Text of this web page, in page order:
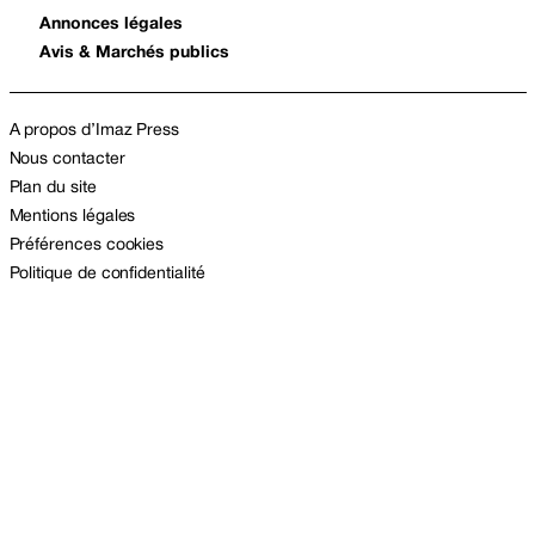
Annonces légales
Avis & Marchés publics
A propos d’Imaz Press
Nous contacter
Plan du site
Mentions légales
Préférences cookies
Politique de confidentialité